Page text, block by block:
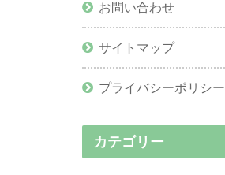
お問い合わせ
サイトマップ
プライバシーポリシー
カテゴリー